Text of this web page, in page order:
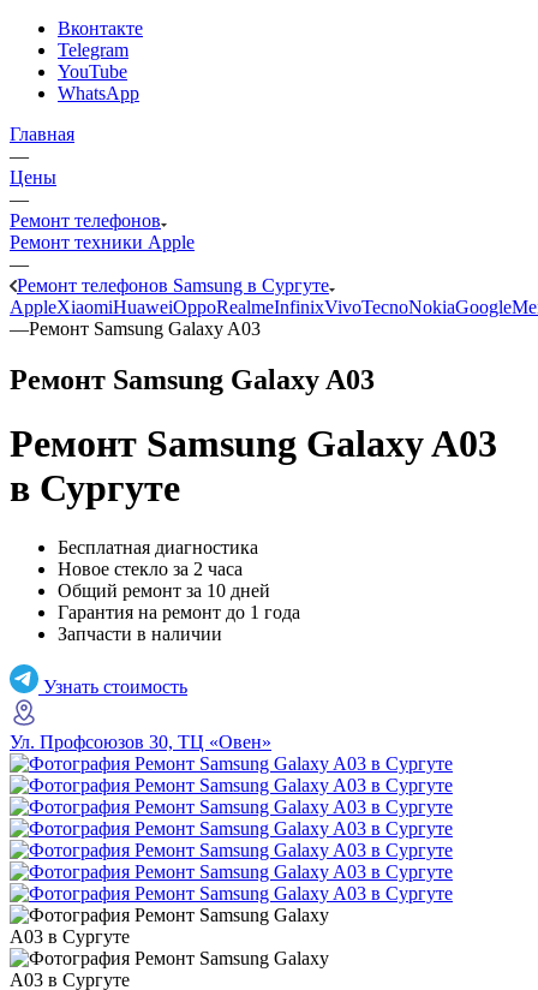
Вконтакте
Telegram
YouTube
WhatsApp
Главная
—
Цены
—
Ремонт телефонов
Ремонт техники Apple
—
Ремонт телефонов Samsung в Сургуте
AppleXiaomiHuaweiOppoRealmeInfinixVivoTecnoNokiaGoogle
—Ремонт Samsung Galaxy A03
Ремонт Samsung Galaxy A03
Ремонт Samsung Galaxy A03
в Сургуте
Бесплатная диагностика
Новое стекло за 2 часа
Общий ремонт за 10 дней
Гарантия на ремонт до 1 года
Запчасти в наличии
Узнать стоимость
Ул. Профсоюзов 30, ТЦ «Овен»